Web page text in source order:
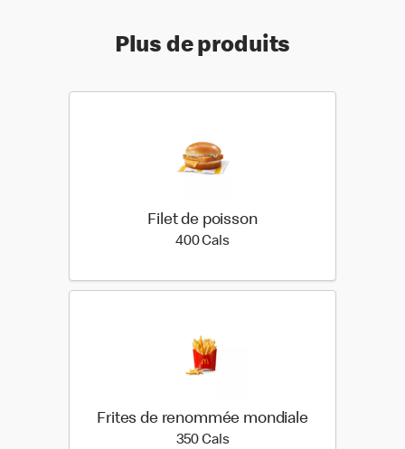
Plus de produits
Filet de poisson
400 Cals400 calories
Frites de renommée mondiale
350 Cals350 calories